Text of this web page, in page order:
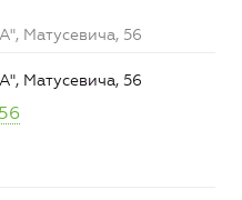
Матусевича, 56
Матусевича, 56